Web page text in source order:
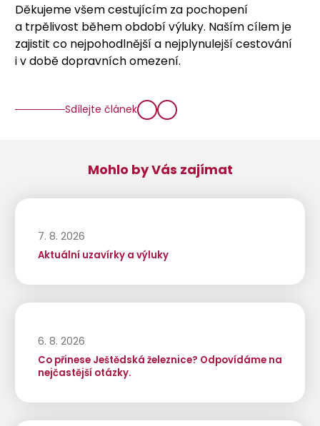
Děkujeme všem cestujícím za pochopení
a trpělivost během období výluky. Naším cílem je
zajistit co nejpohodlnější a nejplynulejší cestování
i v době dopravních omezení.
Sdílejte článek
Mohlo by Vás zajímat
7. 8. 2026
Aktuální uzavírky a výluky
6. 8. 2026
Co přinese Ještědská železnice? Odpovídáme na
nejčastější otázky.